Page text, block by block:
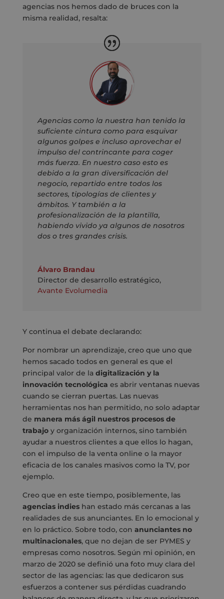
agencias nos hemos dado de bruces con la
misma realidad, resalta:
Agencias como la nuestra han tenido la
suficiente cintura como para esquivar
algunos golpes e incluso aprovechar el
impulso del contrincante para coger
más fuerza. En nuestro caso esto es
debido a la gran diversificación del
negocio, repartido entre todos los
sectores, tipologías de clientes y
ámbitos. Y también a la
profesionalización de la plantilla,
habiendo vivido ya algunos de nosotros
dos o tres grandes crisis.
Álvaro Brandau
Director de desarrollo estratégico,
Avante Evolumedia
Y continua el debate declarando:
Por nombrar un aprendizaje, creo que uno que
hemos sacado todos en general es que el
principal valor de la digitalización y la
innovación tecnológica es abrir ventanas nuevas
cuando se cierran puertas. Las nuevas
herramientas nos han permitido, no solo adaptar
de manera más ágil nuestros procesos de
trabajoy organización internos, sino también
ayudar a nuestros clientes a que ellos lo hagan,
con el impulso de la venta online o la mayor
eficacia de los canales masivos como la TV, por
ejemplo.
Creo que en este tiempo, posiblemente, las
agencias indieshan estado más cercanas a las
realidades de sus anunciantes. En lo emocional y
en lo práctico. Sobre todo, con anunciantes no
multinacionales, que no dejan de ser PYMES y
empresas como nosotros. Según mi opinión, en
marzo de 2020 se definió una foto muy clara del
sector de las agencias: las que dedicaron sus
esfuerzos a contener sus pérdidas cuadrando